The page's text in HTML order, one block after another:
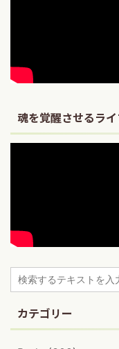
魂を覚醒させるラ
カテゴリー